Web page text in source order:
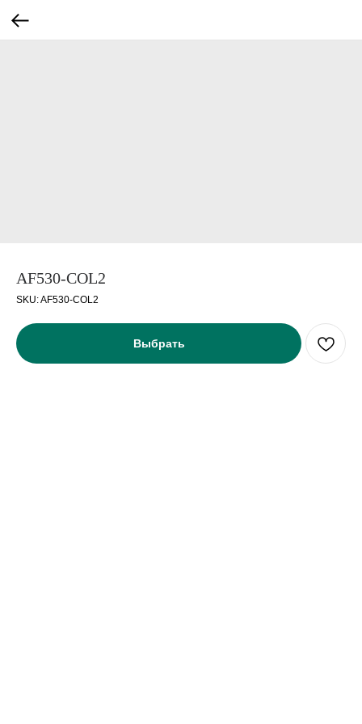
AF530-COL2
SKU:AF530-COL2
Выбрать